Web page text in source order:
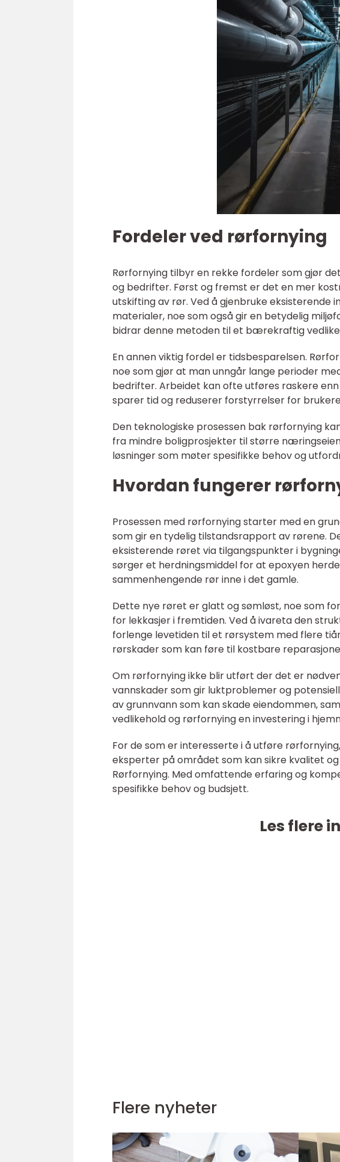
Fordeler ved rørfornying
Rørfornying tilbyr en rekke fordeler som gjør
og bedrifter. Først og fremst er det en mer
utskifting av rør. Ved å gjenbruke
materialer, noe som også gir en betydelig
bidrar denne metoden til et bærekraftig
En annen viktig fordel er tidsbesparelsen.
noe som gjør at man unngår lange perioder
bedrifter. Arbeidet kan ofte utføres raskere
sparer tid og reduserer forstyrrelser for
Den teknologiske prosessen bak rørfornying
fra mindre boligprosjekter til større
løsninger som møter spesifikke behov og
Hvordan fungerer
Prosessen med rørfornying starter med en
som gir en tydelig tilstandsrapport av rørene.
eksisterende røret via tilgangspunkter i
sørger et herdningsmiddel for at epoxyen
sammenhengende rør inne i det gamle.
Dette nye røret er glatt og sømløst, noe som
for lekkasjer i fremtiden. Ved å ivareta den
forlenge levetiden til et rørsystem med flere
rørskader som kan føre til kostbare
Om rørfornying ikke blir utført der det er
vannskader som gir luktproblemer og
av grunnvann som kan skade eiendommen,
vedlikehold og rørfornying en investering i
For de som er interesserte i å utføre
eksperter på området som kan sikre kvalitet
Rørfornying. Med omfattende erfaring og
spesifikke behov og budsjett.
Les flere
Flere nyheter